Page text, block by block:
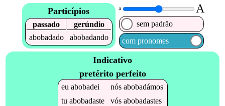
Particípios
passado
gerúndio
abobadado
abobadando
A A
sem padrão
com pronomes
Indicativo
pretérito perfeito
euabobadei nósabobadámos
tuabobadaste vósabobadastes